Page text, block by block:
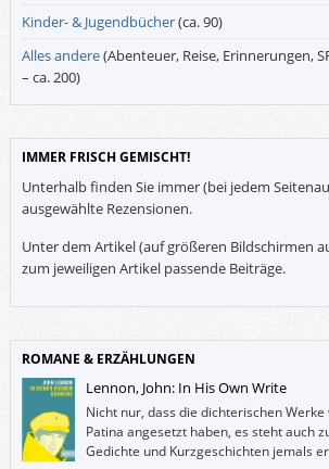
Kinder- & Jugendbücher(ca. 90)
Alles andere(Abenteuer, Reise, Erinnerungen,
– ca. 200)
IMMER FRISCH GEMISCHT!
Unterhalb finden Sie immer (bei jedem
ausgewählte Rezensionen.
Unter dem Artikel (auf größeren Bildschirmen
zum jeweiligen Artikel passende Beiträge.
ROMANE & ERZÄHLUNGEN
Lennon, John: In His Own Write
Nicht nur, dass die dichterischen Werke
Patina angesetzt haben, es steht auch
Gedichte und Kurzgeschichten jemals